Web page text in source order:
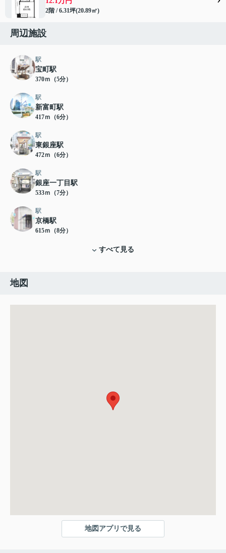
2階 / 6.31坪(20.89㎡)
周辺施設
駅
宝町駅
370ｍ（5分）
駅
新富町駅
417ｍ（6分）
駅
東銀座駅
472ｍ（6分）
駅
銀座一丁目駅
533ｍ（7分）
駅
京橋駅
615ｍ（8分）
すべて見る
地図
地図アプリで見る